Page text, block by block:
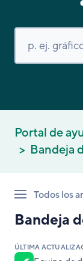
Portal de
Bandeja
Todos los
Bandeja
ÚLTIMA